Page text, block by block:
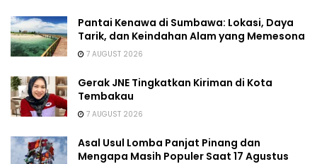
Pantai Kenawa di Sumbawa: Lokasi, Daya
Tarik, dan Keindahan Alam yang Memesona
7 AUGUST 2026
Gerak JNE Tingkatkan Kiriman di Kota
Tembakau
7 AUGUST 2026
Asal Usul Lomba Panjat Pinang dan
Mengapa Masih Populer Saat 17 Agustus